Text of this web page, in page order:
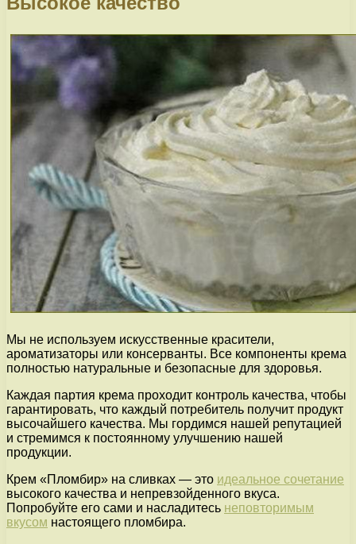
Мы не используем искусственные красители,
ароматизаторы или консерванты. Все компоненты крема
полностью натуральные и безопасные для здоровья.
Каждая партия крема проходит контроль качества, чтобы
гарантировать, что каждый потребитель получит продукт
высочайшего качества. Мы гордимся нашей репутацией
и стремимся к постоянному улучшению нашей
продукции.
Крем «Пломбир» на сливках — это идеальное сочетание
высокого качества и непревзойденного вкуса.
Попробуйте его сами и насладитесь неповторимым
вкусом настоящего пломбира.